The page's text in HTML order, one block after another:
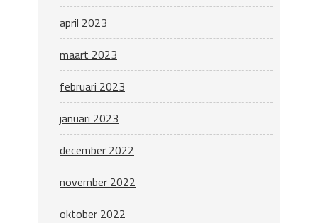
april 2023
maart 2023
februari 2023
januari 2023
december 2022
november 2022
oktober 2022